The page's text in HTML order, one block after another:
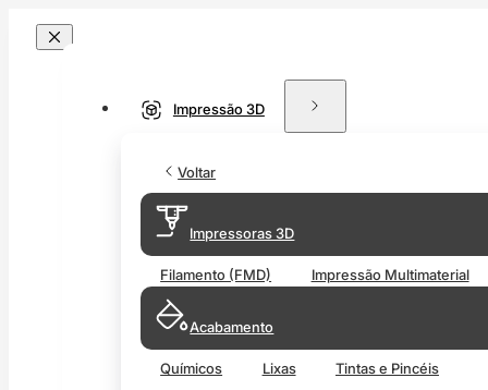
Impressão 3D
Voltar
Impressoras 3D
Filamento (FMD) Impressão Multimaterial
Acabamento
Químicos Lixas Tintas e Pincéis